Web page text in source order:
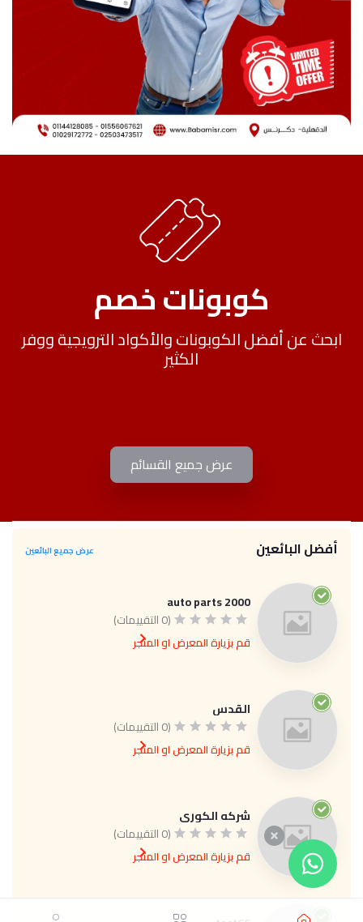
كوبونات خصم
ابحث عن أفضل الكوبونات والأكواد الترويجية ووفر
الكثير
عرض جميع القسائم
أفضل البائعين عرض جميع البائعين
2000 auto parts
(0 التقييمات)
قم بزيارة المعرض او المتجر
القدس
(0 التقييمات)
قم بزيارة المعرض او المتجر
شركه الكوري
(0 التقييمات)
قم بزيارة المعرض او المتجر